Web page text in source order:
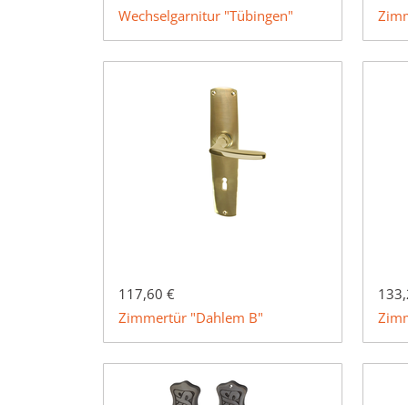
Wechselgarnitur "Tübingen"
117,60 €
Zimmertür "Dahlem B"